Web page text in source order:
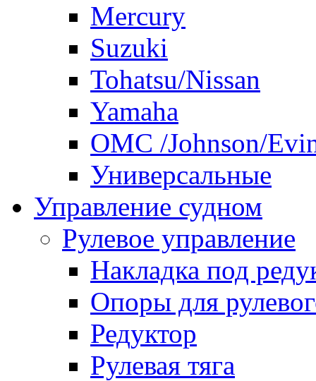
Mercury
Suzuki
Tohatsu/Nissan
Yamaha
ОМС /Johnson/
Универсальные
Управление судном
Рулевое управление
Накладка под
Опоры для
Редуктор
Рулевая тяга